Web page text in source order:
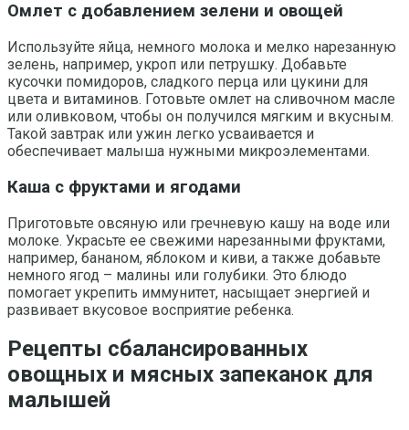
Омлет с добавлением зелени и овощей
Используйте яйца, немного молока и мелко нарезанную
зелень, например, укроп или петрушку. Добавьте
кусочки помидоров, сладкого перца или цукини для
цвета и витаминов. Готовьте омлет на сливочном масле
или оливковом, чтобы он получился мягким и вкусным.
Такой завтрак или ужин легко усваивается и
обеспечивает малыша нужными микроэлементами.
Каша с фруктами и ягодами
Приготовьте овсяную или гречневую кашу на воде или
молоке. Украсьте ее свежими нарезанными фруктами,
например, бананом, яблоком и киви, а также добавьте
немного ягод – малины или голубики. Это блюдо
помогает укрепить иммунитет, насыщает энергией и
развивает вкусовое восприятие ребенка.
Рецепты сбалансированных
овощных и мясных запеканок для
малышей